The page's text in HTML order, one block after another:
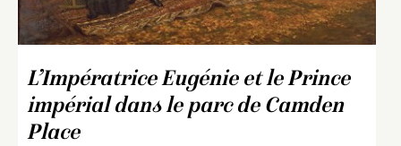
L’Impératrice Eugénie et le Prince
impérial dans le parc de Camden
Place